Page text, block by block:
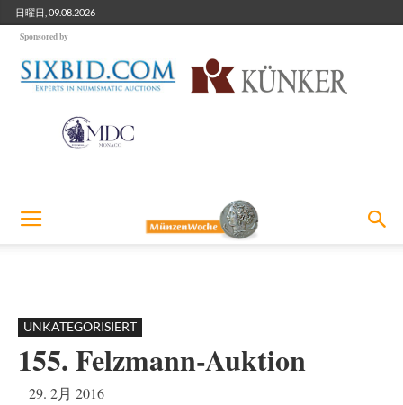
日曜日, 09.08.2026
Sponsored by
UNKATEGORISIERT
155. Felzmann-Auktion
29. 2月 2016